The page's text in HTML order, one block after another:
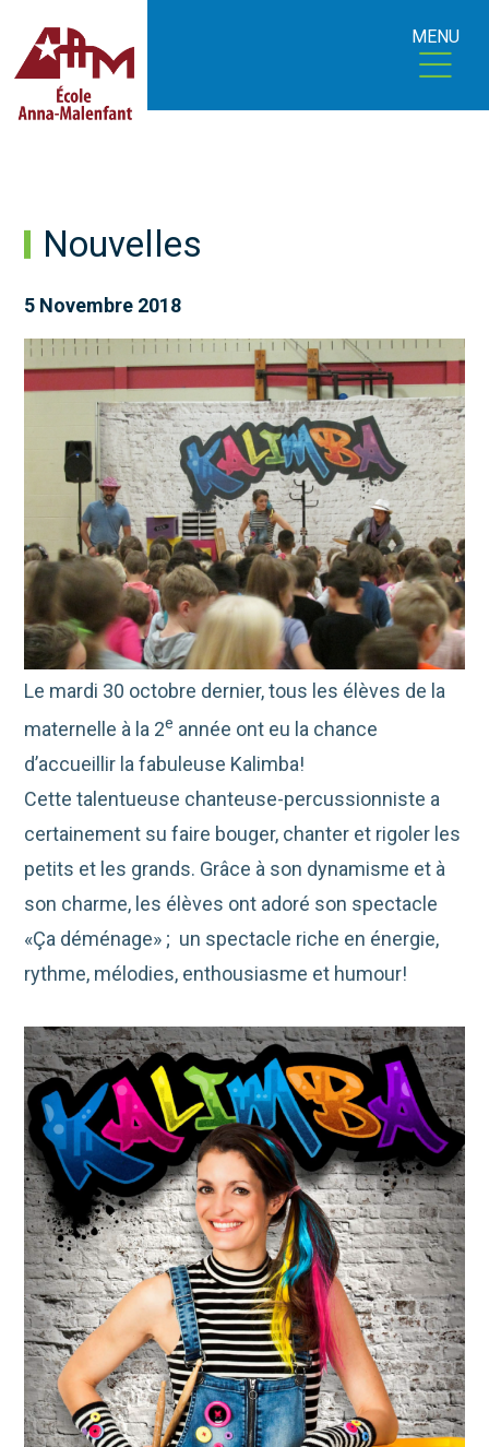
MENU
Nouvelles
5 Novembre 2018
Le mardi 30 octobre dernier, tous les élèves de la
maternelle à la 2e année ont eu la chance
d’accueillir la fabuleuse Kalimba!
Cette talentueuse chanteuse-percussionniste a
certainement su faire bouger, chanter et rigoler les
petits et les grands. Grâce à son dynamisme et à
son charme, les élèves ont adoré son spectacle
«Ça déménage» ; un spectacle riche en énergie,
rythme, mélodies, enthousiasme et humour!